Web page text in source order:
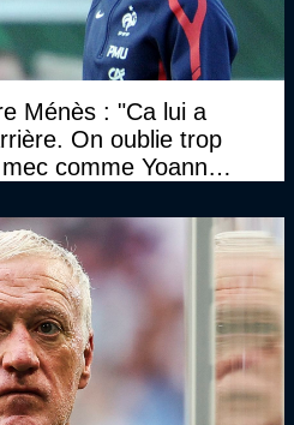
Ménès : "Ca lui a
On oublie trop
comme Yoann